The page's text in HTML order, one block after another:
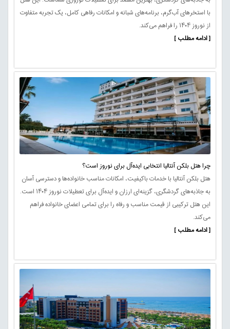
با استخرهای آب‌گرم، برنامه‌های شبانه و امکانات رفاهی کامل، یک تجربه متفاوت
از نوروز ۱۴۰۴ را فراهم می‌کند.
[ ادامه مطلب ]
چرا هتل بلکن آنتالیا انتخابی ایده‌آل برای نوروز است؟
هتل بلکن آنتالیا با خدمات باکیفیت، امکانات مناسب خانواده‌ها و دسترسی آسان
به جاذبه‌های گردشگری، گزینه‌ای ارزان و ایده‌آل برای تعطیلات نوروز ۱۴۰۴ است.
این هتل ترکیبی از قیمت مناسب و رفاه را برای تمامی اعضای خانواده فراهم
می‌کند.
[ ادامه مطلب ]